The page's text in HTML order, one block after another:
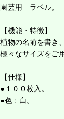
園芸用 ラベル。
【機能・特徴】
植物の名前を書き
様々なサイズをご
【仕様】
●１００枚入。
●色：白。